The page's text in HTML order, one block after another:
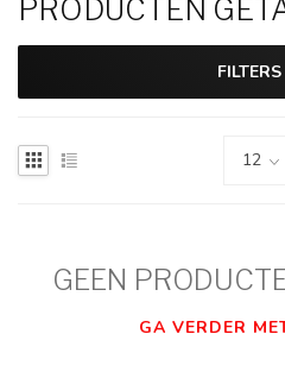
PRODUCTEN
FILTERS
GEEN
GA VERDER